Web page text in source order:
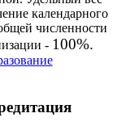
календарного
численности
- 100%.